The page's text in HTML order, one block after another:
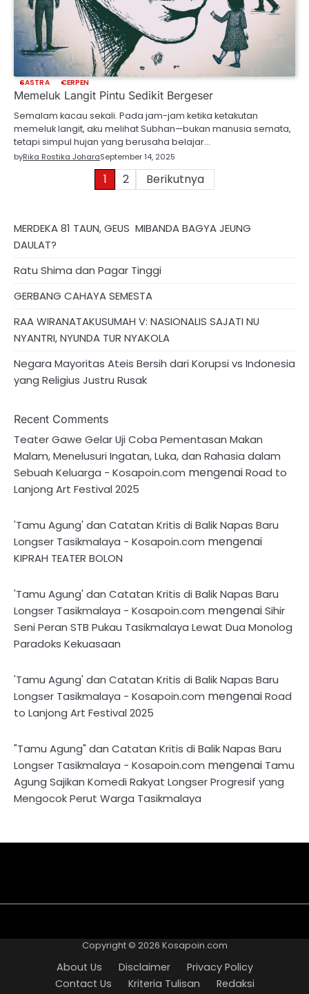
SASTRA CERPEN
Memeluk Langit Pintu Sedikit Bergeser
Semalam kacau sekali. Pada jam-jam ketika ketakutan
memeluk langit, aku melihat Subhan—bukan manusia semata,
tetapi simpul hujan yang berusaha belajar…
byRika Rostika JoharaSeptember 14, 2025
1 2 Berikutnya
MERDEKA 81 TAUN, GEUS MIBANDA BAGYA JEUNG
DAULAT?
Ratu Shima dan Pagar Tinggi
GERBANG CAHAYA SEMESTA
RAA WIRANATAKUSUMAH V: NASIONALIS SAJATI NU
NYANTRI, NYUNDA TUR NYAKOLA
Negara Mayoritas Ateis Bersih dari Korupsi vs Indonesia
yang Religius Justru Rusak
Recent Comments
Teater Gawe Gelar Uji Coba Pementasan Makan
Malam, Menelusuri Ingatan, Luka, dan Rahasia dalam
Sebuah Keluarga - Kosapoin.com mengenaiRoad to
Lanjong Art Festival 2025
'Tamu Agung' dan Catatan Kritis di Balik Napas Baru
Longser Tasikmalaya - Kosapoin.com mengenai
KIPRAH TEATER BOLON
'Tamu Agung' dan Catatan Kritis di Balik Napas Baru
Longser Tasikmalaya - Kosapoin.com mengenaiSihir
Seni Peran STB Pukau Tasikmalaya Lewat Dua Monolog
Paradoks Kekuasaan
'Tamu Agung' dan Catatan Kritis di Balik Napas Baru
Longser Tasikmalaya - Kosapoin.com mengenaiRoad
to Lanjong Art Festival 2025
"Tamu Agung" dan Catatan Kritis di Balik Napas Baru
Longser Tasikmalaya - Kosapoin.com mengenai Tamu
Agung Sajikan Komedi Rakyat Longser Progresif yang
Mengocok Perut Warga Tasikmalaya
Us
Policy
Us
Tulisan
Media
Copyright © 2026 Kosapoin.com
About Us Disclaimer
Privacy Policy
Contact Us
Kriteria Tulisan
Redaksi